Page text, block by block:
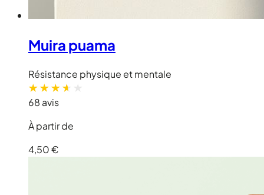
Muira puama
Résistance physique et mentale
68 avis
À partir de
4,50 €